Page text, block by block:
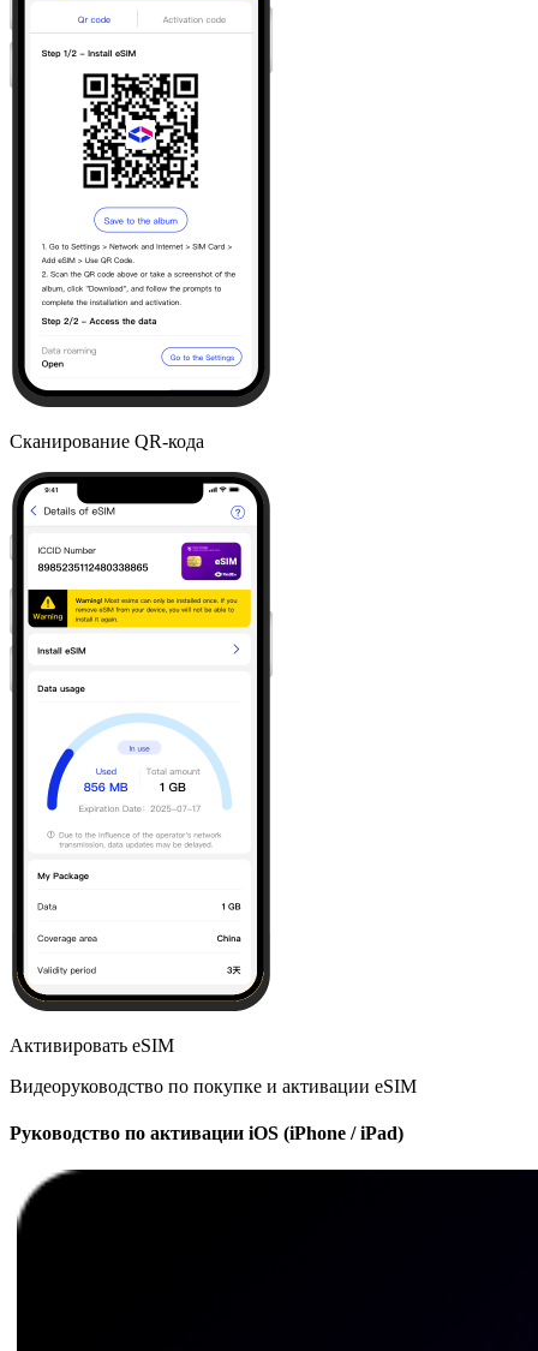
Сканирование QR-кода
Активировать eSIM
Видеоруководство по покупке и активации eSIM
Руководство по активации iOS (iPhone / iPad)